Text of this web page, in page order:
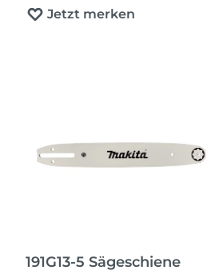
Jetzt merken
191G13-5 Sägeschiene